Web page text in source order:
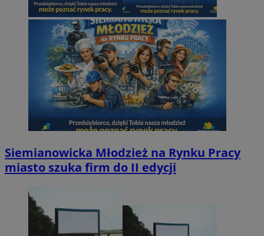
Siemianowicka Młodzież na Rynku Pracy
miasto szuka firm do II edycji